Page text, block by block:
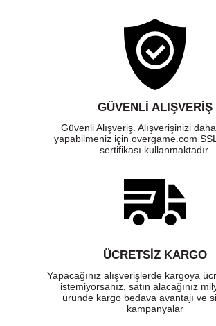
GÜVENLI ALIŞVERIŞ
Güvenli Alışveriş. Alışverişinizi
yapabilmeniz için overgame.com
sertifikası kullanmaktadır.
ÜCRETSIZ KARGO
Yapacağınız alışverişlerde kargoya
istemiyorsanız, satın alacağınız
üründe kargo bedava avantajı ve
kampanyalar